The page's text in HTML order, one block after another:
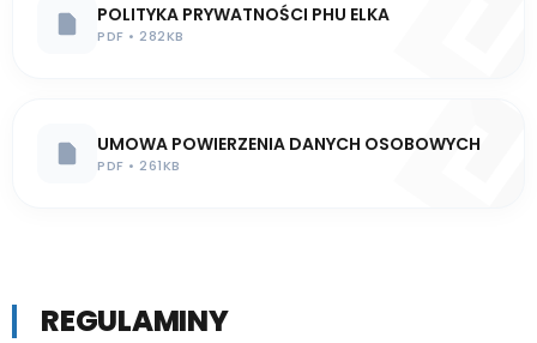
POLITYKA PRYWATNOŚCI PHU ELKA
PDF • 282KB
UMOWA POWIERZENIA DANYCH OSOBOWYCH
PDF • 261KB
REGULAMINY